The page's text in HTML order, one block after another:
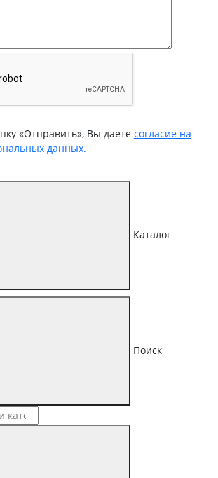
«Отправить», Вы даете согласие на
данных.
Каталог
Поиск